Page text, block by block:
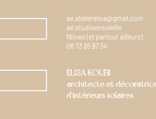
ae.atelierelisa@gmail.com
ae.studioensoleille
Nîmes (et partout ailleurs)
06 73 85 97 54
ELISA KOUBI
architecte et
d'intérieurs solaires